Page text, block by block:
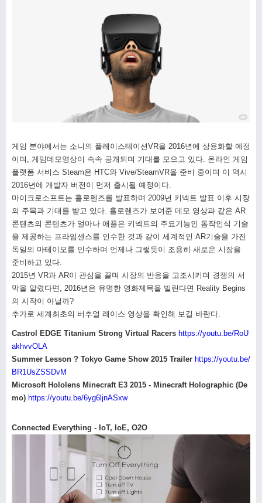
게임 분야에서는 소니의 플레이스테이션VR을 2016년에 상용화할 예정
이며, 게임데모영상이 속속 공개되며 기대를 모으고 있다. 온라인 게임
플랫폼 서비스 Steam은 HTC와 Vive/SteamVR을 준비 중이며 이 역시
2016년에 개발자 버전이 먼저 출시될 예정이다.
마이크로소프트는 홀로렌즈를 발표하며 2009년 키넥트 발표 이후 시장
의 주목과 기대를 받고 있다. 홀로렌즈가 보여준 데모 영상과 같은 AR
콘텐츠의 콘텐츠가 얼마나 애플은 키넥트의 주요기능인 동작인식 기술
을 제공하는 프라임센스를 인수한 것과 같이 세계적인 AR기술을 가진
독일의 마테이오를 인수하며 언제나 그렇듯이 조용히 새로운 시장을
준비하고 있다.
2015년 VR과 AR이 관심을 끌며 시장의 반응을 고조시키며 경쟁의 서
막을 알렸다면, 2016년은 유명한 영화제목을 빌린다면 Reality Begins
의 시작이 아닐까?
추가로 세계최초의 버추얼 레이스 영상을 확인해 보길 바란다.
Castrol EDGE Titanium Strong Virtual Racers https://youtu.be/RoU
akhvvOLA
Summer Lesson ? Tokyo Game Show 2015 Trailer https://youtu.be/
BR1UsZSSDvM
Microsoft Hololens Minecraft E3 2015 - Minecraft Holographic (De
mo) https://youtu.be/6yg6ljnASxw
Connected Everything - IoT, IoE, O2O